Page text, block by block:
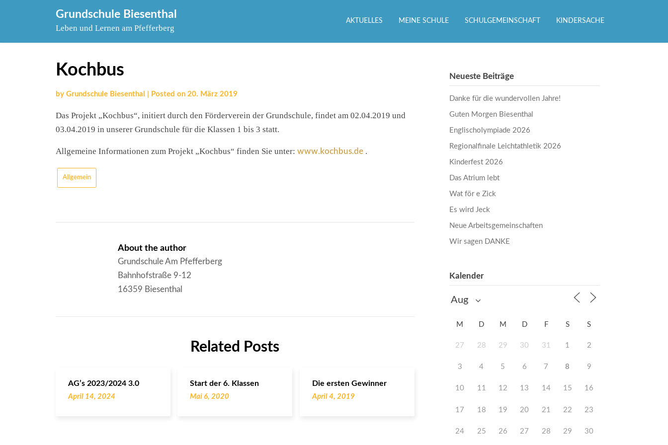
Grundschule Biesenthal
Leben und Lernen am Pfefferberg
AKTUELLES MEINE SCHULE SCHULGEMEINSCHAFT KINDERSACHE
Kochbus
by Grundschule Biesenthal Posted on 20. März 2019
Das Projekt „Kochbus“, initiert durch den Förderverein der Grundschule, findet am 02.04.2019 und
03.04.2019 in unserer Grundschule für die Klassen 1 bis 3 statt.
Allgemeine Informationen zum Projekt „Kochbus“ finden Sie unter: www.kochbus.de .
Allgemein
About the author
Grundschule Am Pfefferberg
Bahnhofstraße 9-12
16359 Biesenthal
Related Posts
AG’s 2023/2024 3.0
April 14, 2024
Start der 6. Klassen
Mai 6, 2020
Die ersten Gewinner
April 4, 2019
Neueste Beiträge
Danke für die wundervollen Jahre!
Guten Morgen Biesenthal
Englischolympiade 2026
Regionalfinale Leichtathletik 2026
Kinderfest 2026
Das Atrium lebt
Wat för e Zick
Es wird Jeck
Neue Arbeitsgemeinschaften
Wir sagen DANKE
Kalender
M D M D F S S
27 28 29 30 31 1 2
3 4 5 6 7 8 9
10 11 12 13 14 15 16
17 18 19 20 21 22 23
24 25 26 27 28 29 30